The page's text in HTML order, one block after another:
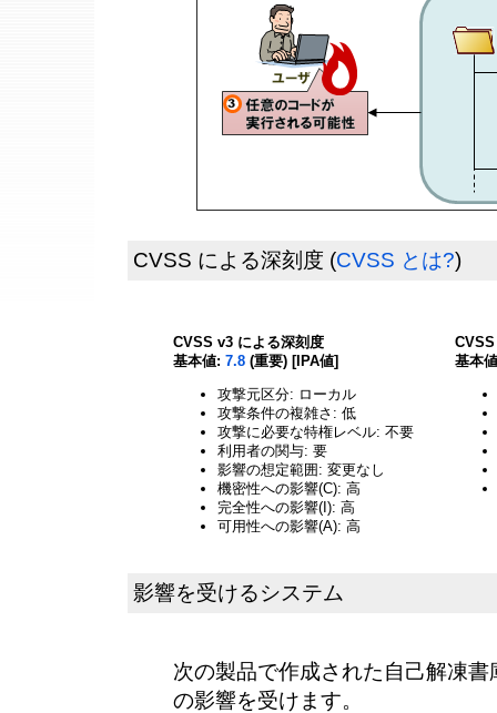
CVSS による深刻度 (CVSS とは?)
CVSS v3 による深刻度
基本値: 7.8 (重要) [IPA値]
攻撃元区分: ローカル
攻撃条件の複雑さ: 低
攻撃に必要な特権レベル: 不要
利用者の関与: 要
影響の想定範囲: 変更なし
機密性への影響(C): 高
完全性への影響(I): 高
可用性への影響(A): 高
基本
影響を受けるシステム
次の製品で作成された自己解凍
の影響を受けます。